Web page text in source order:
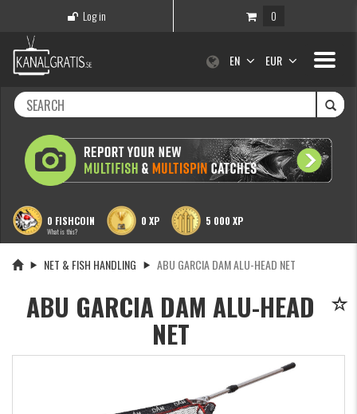
Log in 0
Toggle
EN EUR
0 FISHCOIN
What is this?
0 XP 5 000 XP
NET & FISH HANDLING ABU GARCIA DAM ALU-HEAD NET
ABU GARCIA DAM ALU-HEAD
NET